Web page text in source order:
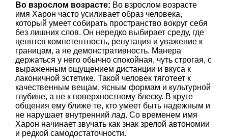
Во взрослом возрасте: Во взрослом возрасте
имя Харон часто усиливает образ человека,
который умеет собирать пространство вокруг себя
без лишних слов. Он нередко выбирает среду, где
ценятся компетентность, репутация и уважение к
границам, а не демонстративность. Манера
держаться у него обычно спокойная, чуть строгая, с
выраженным ощущением дистанции и вкуса к
лаконичной эстетике. Такой человек тяготеет к
качественным вещам, ясным формам и культурной
глубине, а не к поверхностному блеску. В круге
общения ему ближе те, кто умеет быть надежным и
не нарушает внутренний лад. Со временем имя
Харон начинает звучать как знак зрелой автономии
и редкой самодостаточности.